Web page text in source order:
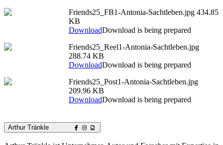
Friends25_FB1-Antonia-Sachtleben.jpg 434.85
KB
DownloadDownload is being prepared
Friends25_Reel1-Antonia-Sachtleben.jpg
288.74 KB
DownloadDownload is being prepared
Friends25_Post1-Antonia-Sachtleben.jpg
209.96 KB
DownloadDownload is being prepared
Arthur Tränkle